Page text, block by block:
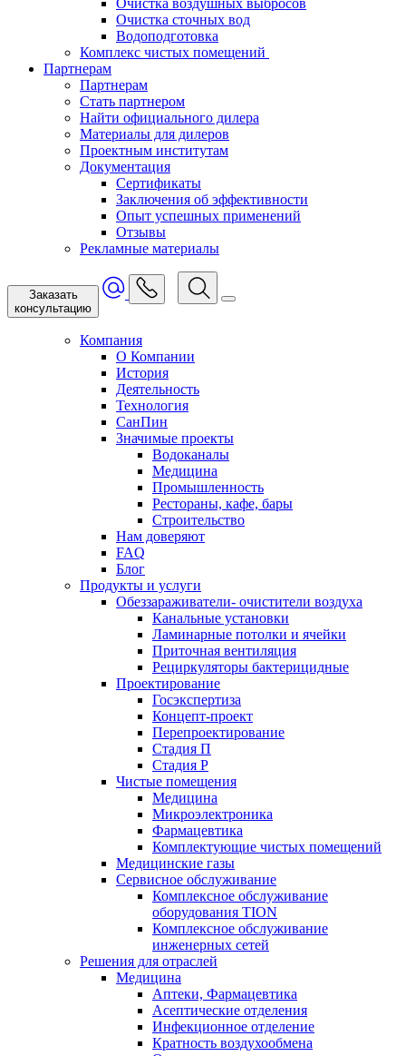
Очистка воздушных выбросов
Очистка сточных вод
Водоподготовка
Комплекс чистых помещений
Партнерам
Партнерам
Стать партнером
Найти официального дилера
Материалы для дилеров
Проектным институтам
Документация
Сертификаты
Заключения об эффективности
Опыт успешных применений
Отзывы
Рекламные материалы
Заказать
консультацию
Компания
О Компании
История
Деятельность
Технология
СанПин
Значимые проекты
Водоканалы
Медицина
Промышленность
Рестораны, кафе, бары
Строительство
Нам доверяют
FAQ
Блог
Продукты и услуги
Обеззараживатели- очистители воздуха
Канальные установки
Ламинарные потолки и ячейки
Приточная вентиляция
Рециркуляторы бактерицидные
Проектирование
Госэкспертиза
Концепт-проект
Перепроектирование
Стадия П
Стадия Р
Чистые помещения
Медицина
Микроэлектроника
Фармацевтика
Комплектующие чистых помещений
Медицинские газы
Сервисное обслуживание
Комплексное обслуживание
оборудования TION
Комплексное обслуживание
инженерных сетей
Решения для отраслей
Медицина
Аптеки, Фармацевтика
Асептические отделения
Инфекционное отделение
Кратность воздухообмена